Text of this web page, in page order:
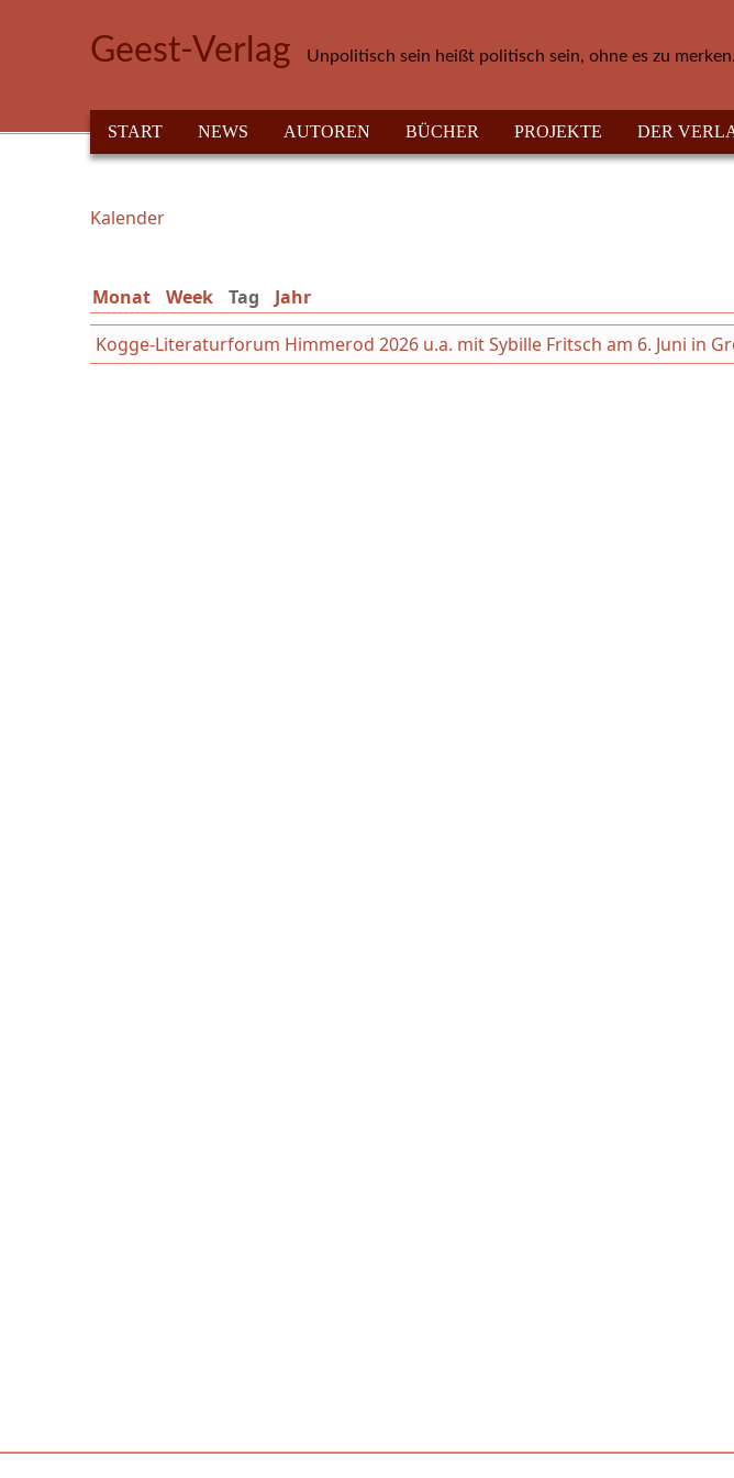
Geest-Verlag Unpolitisch sein heißt politisch sein, ohne es zu
HAUPTMENÜ
START NEWS AUTOREN BÜCHER PROJEKTE DER
Sie sind hier
Kalender
Monat Week Tag (aktiver Reiter)
Jahr
Kogge-Literaturforum Himmerod 2026 u.a. mit Sybille Fritsch am 6. Juni in